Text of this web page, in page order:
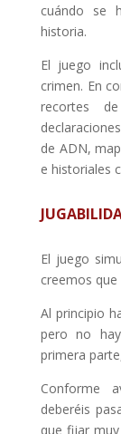
cuándo se
historia.
El juego
crimen. En
recortes
de ADN,
e historiales
El juego
creemos
Al principio
pero no
primera
Conforme
deberéis
que fijar